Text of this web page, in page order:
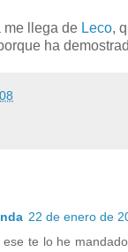
me llega de Leco,
ha
22 de enero de
ese te lo he